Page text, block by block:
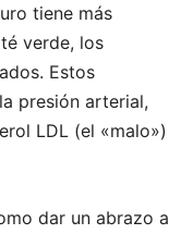
tiene más
verde, los
Estos
presión arterial,
LDL (el «malo»)
dar un abrazo a